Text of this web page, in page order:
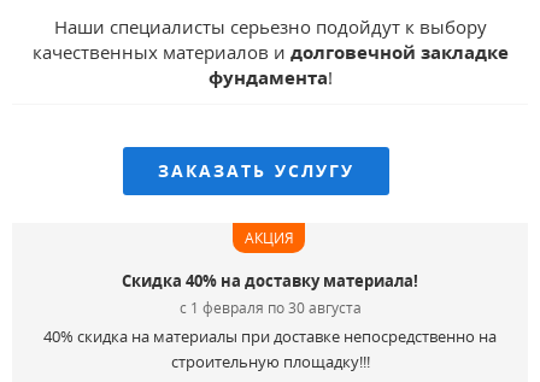
Наши специалисты серьезно подойдут к выбору
качественных материалов и долговечной закладке
фундамента!
ЗАКАЗАТЬ УСЛУГУ
АКЦИЯ
Скидка 40% на доставку материала!
с 1 февраля по 30 августа
40% скидка на материалы при доставке непосредственно на
строительную площадку!!!